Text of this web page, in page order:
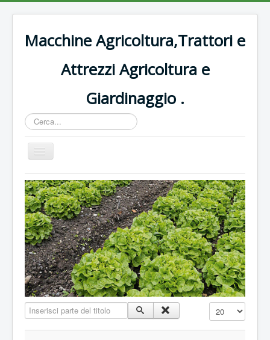
Macchine Agricoltura,Trattori e
Attrezzi Agricoltura e
Giardinaggio .
Cerca...
Cambia
navigazione
Home
Decespugliatori Oleomac
Rasaerba
Trattori vigneto
Forbici e potatura
Inserisci parte del titolo Visualizza n.